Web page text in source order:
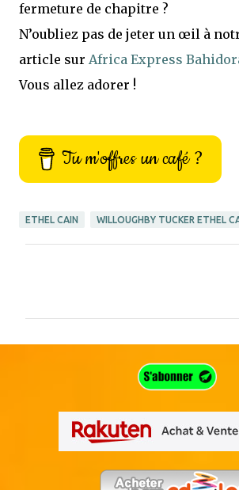
fermeture de chapitre ?
N’oubliez pas de jeter un œil à
article sur Africa Express
Vous allez adorer !
Tu m'offres un café ?
ETHEL CAIN WILLOUGHBY TUCKER ETHEL